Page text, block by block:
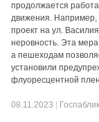
продолжается
движения. Например,
проект на ул.
неровность. Эта
а пешеходам
установили
флуоресцентной
08.11.2023